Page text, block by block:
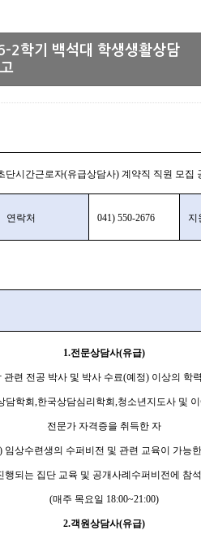
2학기 백석대 학생생활상담
단시간근로자(유급상담사) 계약직 직원 모집
연락처 041) 550-2676 지
1.전문상담사(유급)
관련 전공 박사 및 박사 수료(예정) 이상의 학
담학회,한국상담심리학회,청소년지도사 및
전문가 자격증을 취득한 자
임상수련생의 수퍼비전 및 관련 교육이 가능
행되는 집단 교육 및 공개사례수퍼비전에 참
(매주 목요일 18:00~21:00)
2.객원상담사(유급)